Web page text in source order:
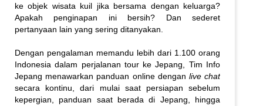
ke objek wisata kuil jika bersama dengan keluarga?
Apakah penginapan ini bersih? Dan sederet
pertanyaan lain yang sering ditanyakan.
Dengan pengalaman memandu lebih dari 1.100 orang
Indonesia dalam perjalanan tour ke Jepang, Tim Info
Jepang menawarkan panduan online dengan live chat
secara kontinu, dari mulai saat persiapan sebelum
kepergian, panduan saat berada di Jepang, hingga